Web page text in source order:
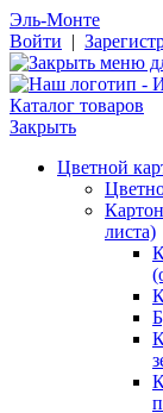
Эль-Монте
Войти |
Каталог товаров
Закрыть
Цветной
листа)